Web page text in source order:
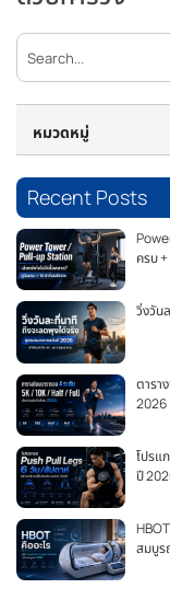
หมวดหมู่
Recent Posts
ครบ
วิ่งวัน
ตารา
2026
โปรแ
ปี
สมบู